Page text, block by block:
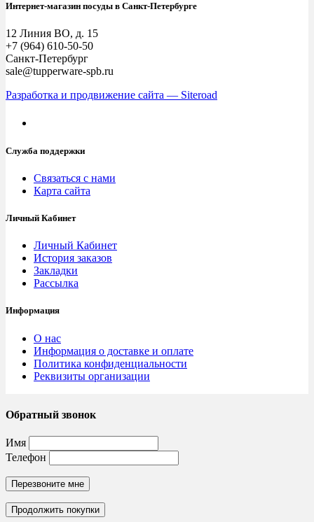
Интернет-магазин посуды в Санкт-Петербурге
12 Линия ВО, д. 15
+7 (964) 610-50-50
Санкт-Петербург
sale@tupperware-spb.ru
Разработка и продвижение сайта — Siteroad
Служба поддержки
Связаться с нами
Карта сайта
Личный Кабинет
Личный Кабинет
История заказов
Закладки
Рассылка
Информация
О нас
Информация о доставке и оплате
Политика конфиденциальности
Реквизиты организации
Обратный звонок
Имя
Телефон
Перезвоните мне
Продолжить покупки